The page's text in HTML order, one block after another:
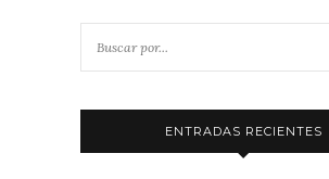
ENTRADAS RECIENTES